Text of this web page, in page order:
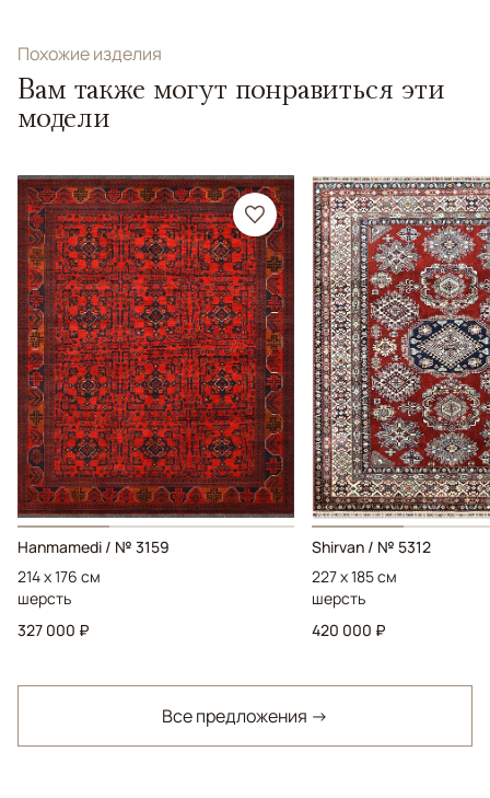
Похожие изделия
Вам также могут понравиться эти
модели
Hanmamedi / № 3159
214 x 176 см
шерсть
327 000 ₽
Shirvan / № 5312
227 x 185 см
шерсть
420 000 ₽
Все предложения →